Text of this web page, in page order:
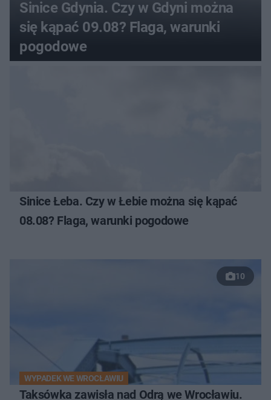
Sinice Gdynia. Czy w Gdyni można
się kąpać 09.08? Flaga, warunki
pogodowe
Sinice Łeba. Czy w Łebie można się kąpać
08.08? Flaga, warunki pogodowe
10
WYPADEK WE WROCŁAWIU
Taksówka zawisła nad Odrą we Wrocławiu.